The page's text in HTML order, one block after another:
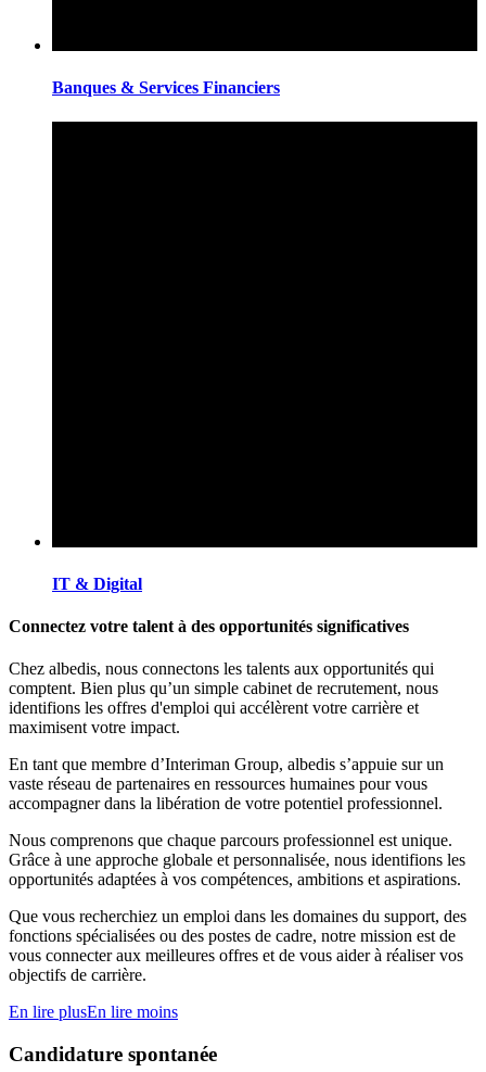
Banques & Services Financiers
IT & Digital
Connectez votre talent à des opportunités significatives
Chez albedis, nous connectons les talents aux opportunités qui
comptent. Bien plus qu’un simple cabinet de recrutement, nous
identifions les offres d'emploi qui accélèrent votre carrière et
maximisent votre impact.
En tant que membre d’Interiman Group, albedis s’appuie sur un
vaste réseau de partenaires en ressources humaines pour vous
accompagner dans la libération de votre potentiel professionnel.
Nous comprenons que chaque parcours professionnel est unique.
Grâce à une approche globale et personnalisée, nous identifions les
opportunités adaptées à vos compétences, ambitions et aspirations.
Que vous recherchiez un emploi dans les domaines du support, des
fonctions spécialisées ou des postes de cadre, notre mission est de
vous connecter aux meilleures offres et de vous aider à réaliser vos
objectifs de carrière.
En lire plusEn lire moins
Candidature spontanée